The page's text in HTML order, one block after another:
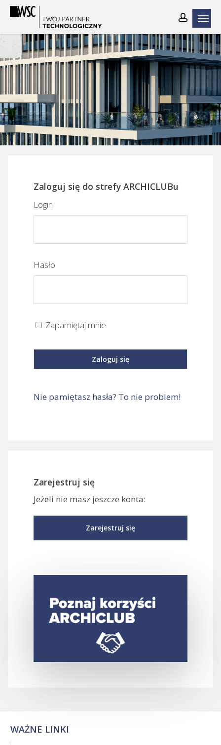
Skip
main
content
Zaloguj się do strefy ARCHICLUBu
Login
Hasło
Zapamiętaj mnie
Nie pamiętasz hasła? To nie problem!
Zarejestruj się
Jeżeli nie masz jeszcze konta:
Zarejestruj się
WAŻNE LINKI